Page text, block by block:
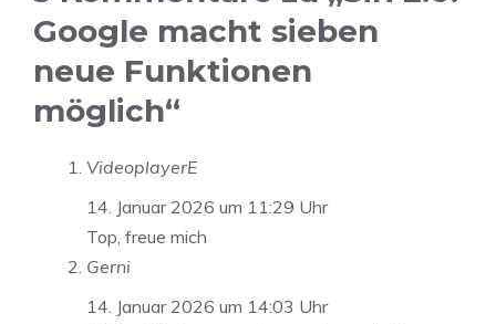
Google macht sieben
neue Funktionen
möglich“
VideoplayerE
14. Januar 2026 um 11:29 Uhr
Top, freue mich
Gerni
14. Januar 2026 um 14:03 Uhr